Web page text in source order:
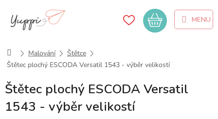
obsah
Nákupní
košík
DomůMalování
Štětce
Štětec plochý ESCODA Versatil 1543 - výběr velikostí
Štětec plochý ESCODA Versatil
1543 - výběr velikostí